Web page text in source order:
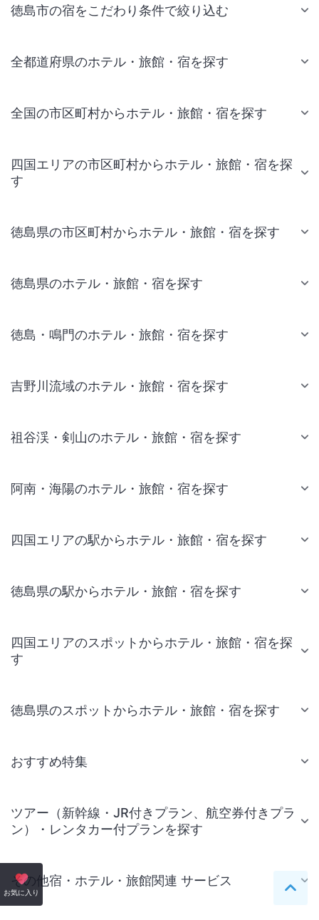
お気に入り ペー
徳島市の宿をこだわり条件で絞り込む
全都道府県のホテル・旅館・宿を探す
全国の市区町村からホテル・旅館・宿を探す
四国エリアの市区町村からホテル・旅館・宿を探
す
徳島県の市区町村からホテル・旅館・宿を探す
徳島県のホテル・旅館・宿を探す
徳島・鳴門のホテル・旅館・宿を探す
吉野川流域のホテル・旅館・宿を探す
祖谷渓・剣山のホテル・旅館・宿を探す
阿南・海陽のホテル・旅館・宿を探す
四国エリアの駅からホテル・旅館・宿を探す
徳島県の駅からホテル・旅館・宿を探す
四国エリアのスポットからホテル・旅館・宿を探
す
徳島県のスポットからホテル・旅館・宿を探す
おすすめ特集
ツアー（新幹線・JR付きプラン、航空券付きプラ
ン）・レンタカー付プランを探す
その他宿・ホテル・旅館関連 サービス